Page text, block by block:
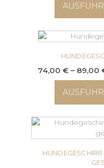
74,00 € – 89,00
HUNDEGESCHIRR